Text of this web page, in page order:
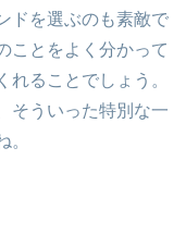
ドを選ぶのも素敵で
ことをよく分かって
れることでしょう。
そういった特別な一
。